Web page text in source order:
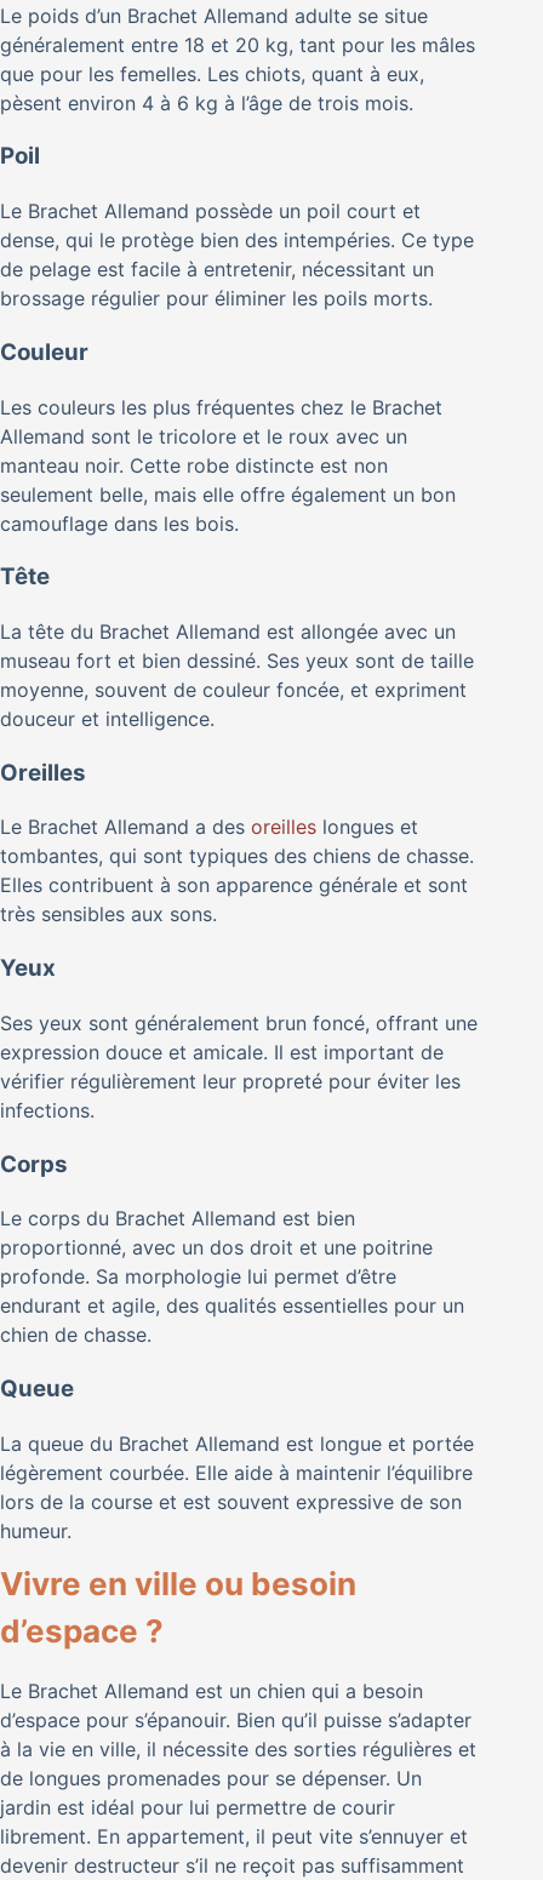
Le poids d’un Brachet Allemand adulte se situe
généralement entre 18 et 20 kg, tant pour les mâles
que pour les femelles. Les chiots, quant à eux,
pèsent environ 4 à 6 kg à l’âge de trois mois.
Poil
Le Brachet Allemand possède un poil court et
dense, qui le protège bien des intempéries. Ce type
de pelage est facile à entretenir, nécessitant un
brossage régulier pour éliminer les poils morts.
Couleur
Les couleurs les plus fréquentes chez le Brachet
Allemand sont le tricolore et le roux avec un
manteau noir. Cette robe distincte est non
seulement belle, mais elle offre également un bon
camouflage dans les bois.
Tête
La tête du Brachet Allemand est allongée avec un
museau fort et bien dessiné. Ses yeux sont de taille
moyenne, souvent de couleur foncée, et expriment
douceur et intelligence.
Oreilles
Le Brachet Allemand a des oreilles longues et
tombantes, qui sont typiques des chiens de chasse.
Elles contribuent à son apparence générale et sont
très sensibles aux sons.
Yeux
Ses yeux sont généralement brun foncé, offrant une
expression douce et amicale. Il est important de
vérifier régulièrement leur propreté pour éviter les
infections.
Corps
Le corps du Brachet Allemand est bien
proportionné, avec un dos droit et une poitrine
profonde. Sa morphologie lui permet d’être
endurant et agile, des qualités essentielles pour un
chien de chasse.
Queue
La queue du Brachet Allemand est longue et portée
légèrement courbée. Elle aide à maintenir l’équilibre
lors de la course et est souvent expressive de son
humeur.
Vivre en ville ou besoin
d’espace ?
Le Brachet Allemand est un chien qui a besoin
d’espace pour s’épanouir. Bien qu’il puisse s’adapter
à la vie en ville, il nécessite des sorties régulières et
de longues promenades pour se dépenser. Un
jardin est idéal pour lui permettre de courir
librement. En appartement, il peut vite s’ennuyer et
devenir destructeur s’il ne reçoit pas suffisamment